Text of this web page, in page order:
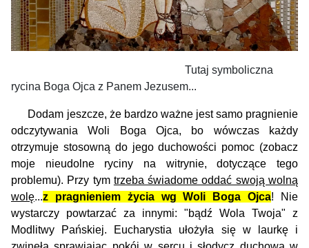
Tutaj symboliczna
rycina Boga Ojca z Panem Jezusem...
Dodam jeszcze, że bardzo ważne jest samo pragnienie
odczytywania Woli Boga Ojca, bo wówczas każdy
otrzymuje stosowną do jego duchowości pomoc (zobacz
moje nieudolne ryciny na witrynie, dotyczące tego
problemu). Przy tym trzeba świadome oddać swoją wolną
wolę...z pragnieniem życia wg Woli Boga Ojca! Nie
wystarczy powtarzać za innymi: "bądź Wola Twoja" z
Modlitwy Pańskiej.
Eucharystia ułożyła się w laurkę i